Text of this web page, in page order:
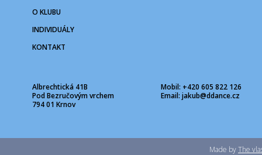
O KLUBU
INDIVIDUÁLY
KONTAKT
Albrechtická 41B
Pod Bezručovým vrchem
794 01 Krnov
Mobil: +420 605 822 126
Email: jakub@ddance.cz
Made byThe